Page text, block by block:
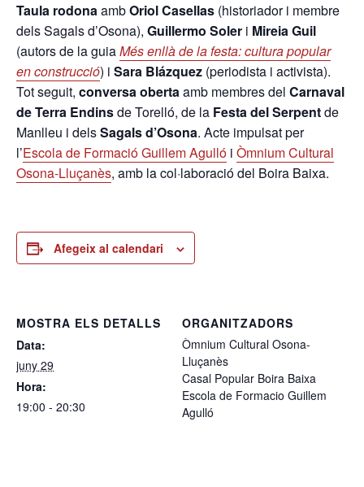
Taula rodonaambOriol Casellas (historiador i membre
dels Sagals d’Osona), Guillermo Soler i Mireia Guil
(autors de la guiaMés enllà de la festa: cultura popular
en construcció) i Sara Blázquez (periodista i activista).
Tot seguit, conversa obertaamb membres del Carnaval
de Terra Endinsde Torelló, de la Festa del Serpentde
Manlleu i delsSagals d’Osona. Acte impulsat per
l’Escola de Formació Guillem Agulló i Òmnium Cultural
Osona-Lluçanès, amb la col·laboració del Boira Baixa.
Afegeix al calendari
MOSTRA ELS DETALLS
Data:
juny 29
Hora:
19:00 - 20:30
ORGANITZADORS
Òmnium Cultural Osona-
Lluçanès
Casal Popular Boira Baixa
Escola de Formacio Guillem
Agulló